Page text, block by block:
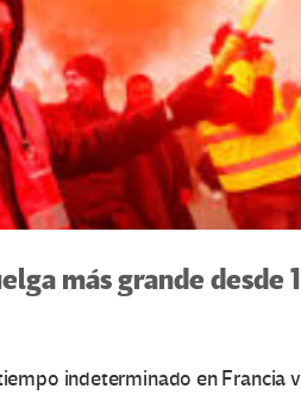
más grande desde
indeterminado en Francia